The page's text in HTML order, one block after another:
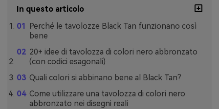
In questo articolo
Perché le tavolozze Black Tan funzionano così
bene
20+ idee di tavolozza di colori nero abbronzato
(con codici esagonali)
Quali colori si abbinano bene al Black Tan?
Come utilizzare una tavolozza di colori nero
abbronzato nei disegni reali